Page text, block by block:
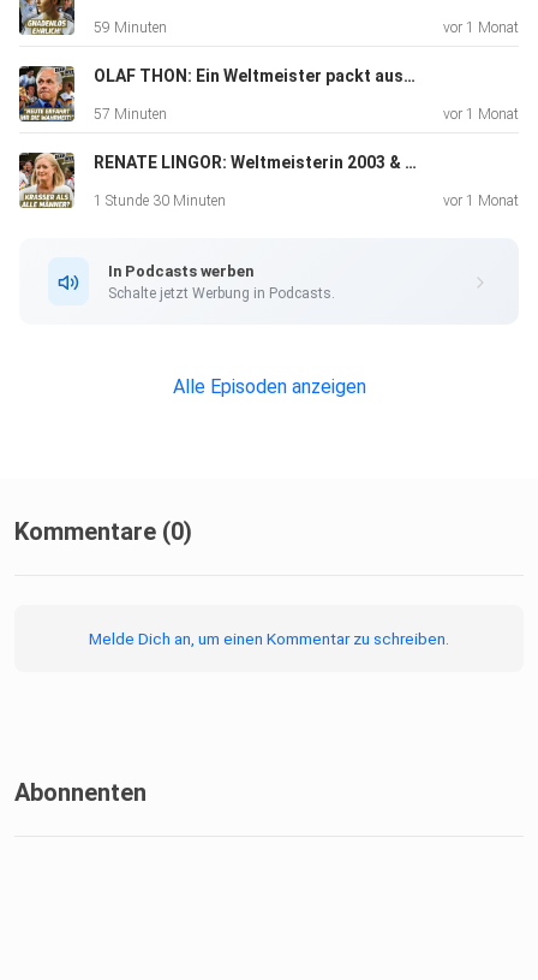
kostenlosen Hotline 0800-1110111 oder 0800-1110222
Hilfe von Beratern, die schon in zahlreichen Fällen Auswege
aus
59 Minuten vor 1 Monat
OLAF THON: Ein Weltmeister packt aus! So war es hinter den Kulissen der WM 1990
57 Minuten vor 1 Monat
RENATE LINGOR: Weltmeisterin 2003 & 2007! Als Deutschland unbezwingbar war
1 Stunde 30 Minuten vor 1 Monat
In Podcasts werben
Schalte jetzt Werbung in Podcasts.
Alle Episoden anzeigen
Kommentare (0)
Melde Dich an, um einen Kommentar zu schreiben.
Abonnenten